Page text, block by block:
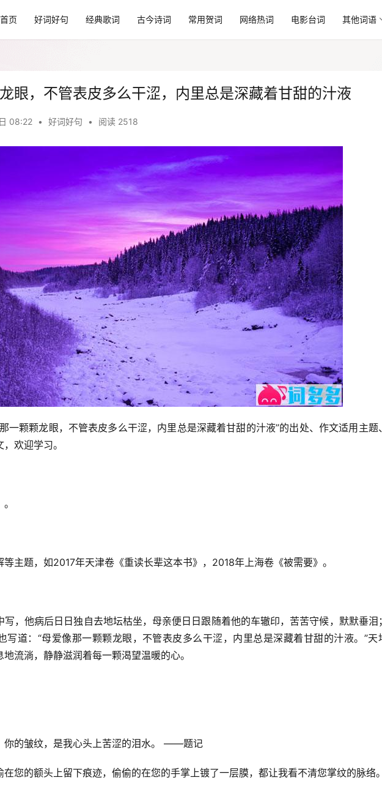
首页 好词好句 经典歌词 古今诗词 常用贺词 网络热词 电影台词 其他词语
眼，不管表皮多么干涩，内里总是深藏着甘甜的汁液
08:22 • 好词好句 • 阅读 2518
一颗颗龙眼，不管表皮多么干涩，内里总是深藏着甘甜的汁液”的出处、作文适用主题
欢迎学习。
主题，如2017年天津卷《重读长辈这本书》，2018年上海卷《被需要》。
写，他病后日日独自去地坛枯坐，母亲便日日跟随着他的车辙印，苦苦守候，默默垂泪
写道：“母爱像那一颗颗龙眼，不管表皮多么干涩，内里总是深藏着甘甜的汁液。”天
流淌，静静滋润着每一颗渴望温暖的心。
你的皱纹，是我心头上苦涩的泪水。 ——题记
在您的额头上留下痕迹，偷偷的在您的手掌上镀了一层膜，都让我看不清您掌纹的脉络